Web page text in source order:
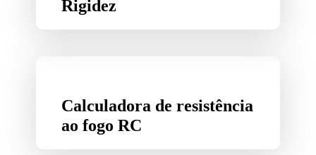
Rigidez
Calculadora de resistência
ao fogo RC